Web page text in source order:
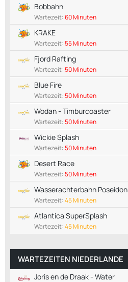
Bobbahn
Wartezeit:60 Minuten
KRAKE
Wartezeit:55 Minuten
Fjord Rafting
Wartezeit:50 Minuten
Blue Fire
Wartezeit:50 Minuten
Wodan - Timburcoaster
Wartezeit:50 Minuten
Wickie Splash
Wartezeit:50 Minuten
Desert Race
Wartezeit:50 Minuten
Wasserachterbahn Poseidon
Wartezeit:45 Minuten
Atlantica SuperSplash
Wartezeit:45 Minuten
WARTEZEITEN NIEDERLANDE
Joris en de Draak - Water